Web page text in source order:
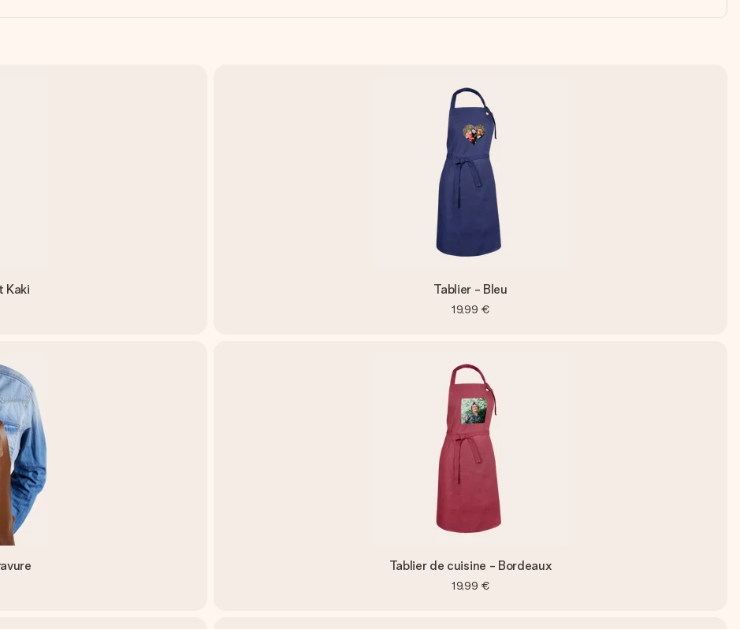
Kaki Tablier - Bleu
19,99 €
Tablier de cuisine - Bordeaux
19,99 €